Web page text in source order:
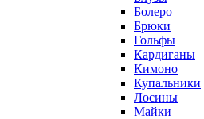
Болеро
Брюки
Гольфы
Кардиганы
Кимоно
Купальники
Лосины
Майки